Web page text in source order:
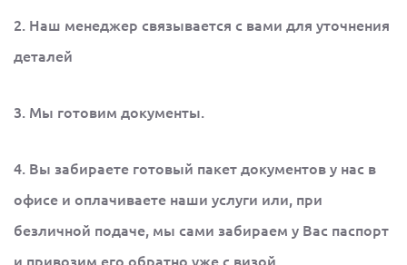
2. Наш менеджер связывается с вами для уточнения
деталей
3. Мы готовим документы.
4. Вы забираете готовый пакет документов у нас в
офисе и оплачиваете наши услуги или, при
безличной подаче, мы сами забираем у Вас паспорт
и привозим его обратно уже с визой.